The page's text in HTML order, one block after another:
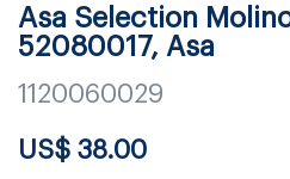
Asa Selection
52080017, Asa
1120060029
US$ 38.00